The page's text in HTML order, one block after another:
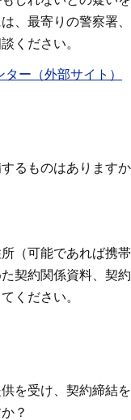
、最寄りの警察署
ください。
ー（外部サイト）
るものはありますか
（可能であれば携
契約関係資料、契
ください。
を受け、契約締結
？